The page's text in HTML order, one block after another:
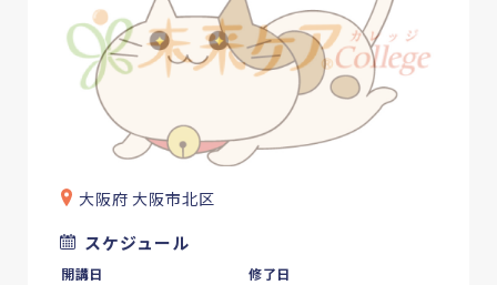
大阪府 大阪市北区
スケジュール
開講日 修了日